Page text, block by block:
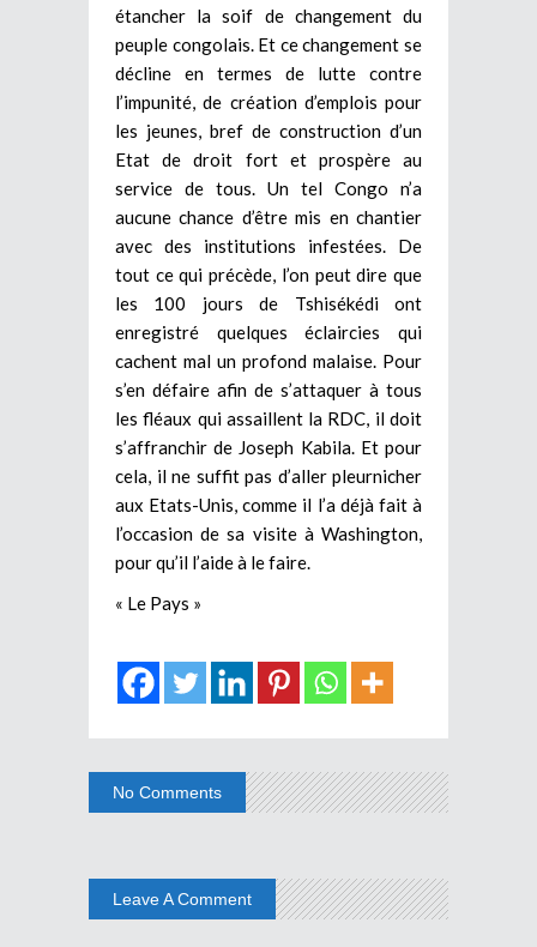
étancher la soif de changement du
peuple congolais. Et ce changement se
décline en termes de lutte contre
l’impunité, de création d’emplois pour
les jeunes, bref de construction d’un
Etat de droit fort et prospère au
service de tous. Un tel Congo n’a
aucune chance d’être mis en chantier
avec des institutions infestées. De
tout ce qui précède, l’on peut dire que
les 100 jours de Tshisékédi ont
enregistré quelques éclaircies qui
cachent mal un profond malaise. Pour
s’en défaire afin de s’attaquer à tous
les fléaux qui assaillent la RDC, il doit
s’affranchir de Joseph Kabila. Et pour
cela, il ne suffit pas d’aller pleurnicher
aux Etats-Unis, comme il l’a déjà fait à
l’occasion de sa visite à Washington,
pour qu’il l’aide à le faire.
« Le Pays »
No Comments
Leave A Comment